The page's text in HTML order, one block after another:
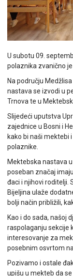
U subotu 09.
polaznika zvanično
Na području
nastava se izvodi u
Trnova te u
Slijedeći uputstva
zajednice u Bosni i
kako bi naši mektebi
polaznike.
Mektebska nastava
poseban značaj
đaci i njihovi roditelji.
Bijeljina ulaže
bolji način približili,
Kao i do sada, našoj
raspolaganju sekcije
interesovanje za
posebnim osvrtom
Pozivamo i ostale
upišu u mekteb da